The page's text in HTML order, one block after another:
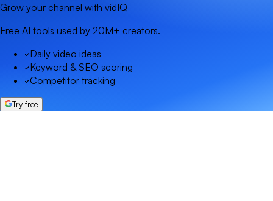
Grow your channel with vidIQ
Free AI tools used by 20M+ creators.
Daily video ideas
Keyword & SEO scoring
Competitor tracking
Try free